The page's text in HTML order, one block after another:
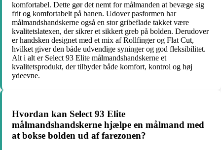
komfortabel. Dette gør det nemt for målmanden at bevæge sig
frit og komfortabelt på banen. Udover pasformen har
målmandshandskerne også en stor gribeflade takket være
kvalitetslatexen, der sikrer et sikkert greb på bolden. Derudover
er handsken designet med et mix af Rollfinger og Flat Cut,
hvilket giver den både udvendige syninger og god fleksibilitet.
Alt i alt er Select 93 Elite målmandshandskerne et
kvalitetsprodukt, der tilbyder både komfort, kontrol og høj
ydeevne.
Hvordan kan Select 93 Elite
målmandshandskerne hjælpe en målmand med
at bokse bolden ud af farezonen?